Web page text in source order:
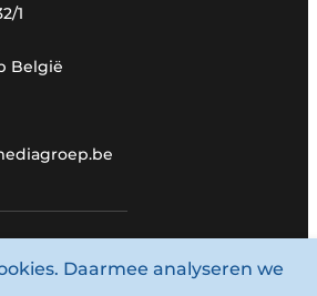
1
België
Daarmee analyseren we